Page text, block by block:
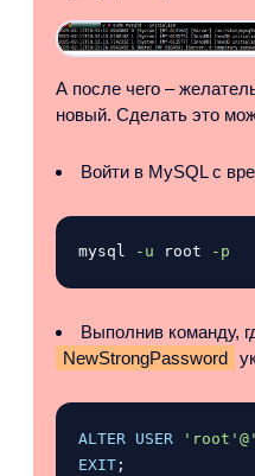
А после чего –
новый. Сделать это
Войти в MySQL с
mysql -u root -p
Выполнив команду,
NewStrongPassword
ALTER USER 'root'
EXIT ;